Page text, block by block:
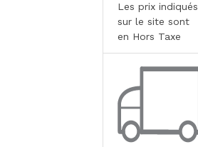
Les prix indiqués
sur le site sont
en Hors Taxe